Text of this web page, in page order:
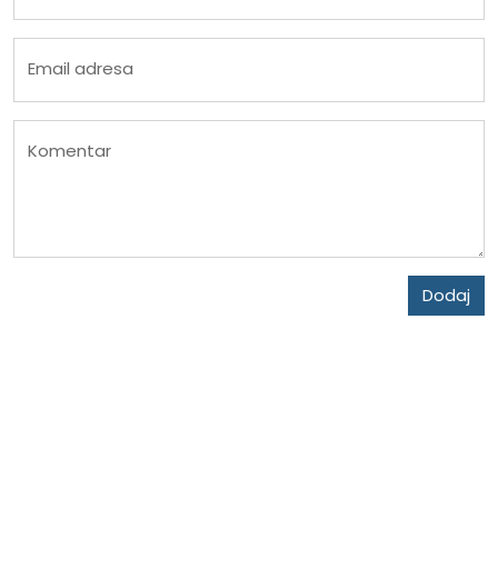
Email adresa
Komentar
Dodaj